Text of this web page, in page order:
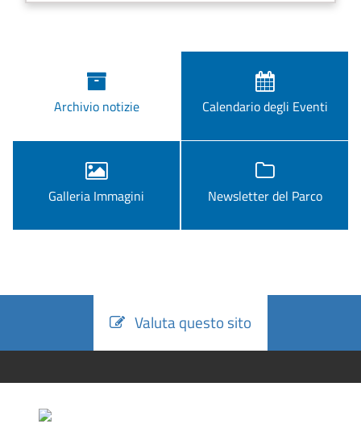
Archivio notizie Calendario degli Eventi
Galleria Immagini Newsletter del Parco
Valuta questo sito